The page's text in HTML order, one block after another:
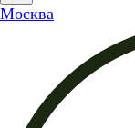
Москва